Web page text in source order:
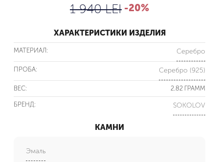
1 940 LEI -20%
ХАРАКТЕРИСТИКИ ИЗДЕЛИЯ
МАТЕРИАЛ: Серебро
ПРОБА: Серебро (925)
ВЕС: 2.82 ГРАММ
БРЕНД: SOKOLOV
КАМНИ
Эмаль